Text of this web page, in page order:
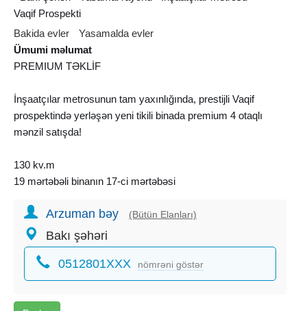
Vaqif Prospekti
Bakida evler
Yasamalda evler
Ümumi məlumat
PREMIUM TƏKLİF
İnşaatçılar metrosunun tam yaxınlığında, prestijli Vaqif
prospektində yerləşən yeni tikili binada premium 4 otaqlı
mənzil satışda!
130 kv.m
19 mərtəbəli binanın 17-ci mərtəbəsi
Mənzilin üstünlükləri:
Kupçalı
İpotekaya yararlı
İnşaatçılar metrosuna piyada məsafə
Arzuman bəy (Bütün Elanları)
Bakı şəhəri
0512801XXX nömrəni göstər